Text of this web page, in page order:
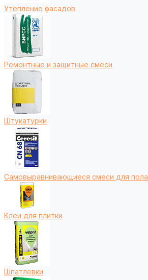
Утепление фасадов
Ремонтные и защитные смеси
Штукатурки
Самовыравнивающиеся смеси для пола
Клеи для плитки
Шпатлевки